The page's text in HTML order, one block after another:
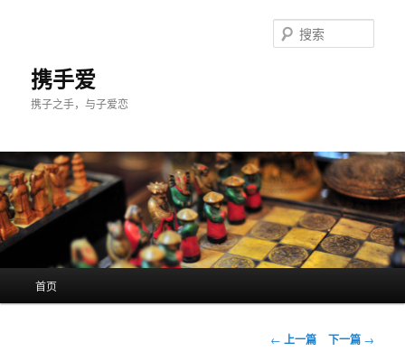
携手爱
携子之手，与子爱恋
索
首页
文
← 上一篇 下一篇 →